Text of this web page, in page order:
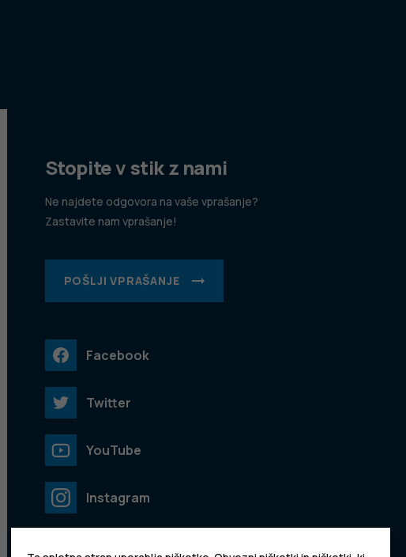
Stopite v stik z nami
Ne najdete odgovora na vaše vprašanje?
Zastavite nam vprašanje!
POŠLJI VPRAŠANJE
Facebook
Twitter
YouTube
Instagram